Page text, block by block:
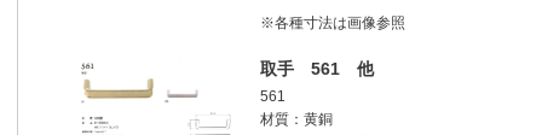
※各種寸法は画像参照
取手 561 他
561
材質：黄銅